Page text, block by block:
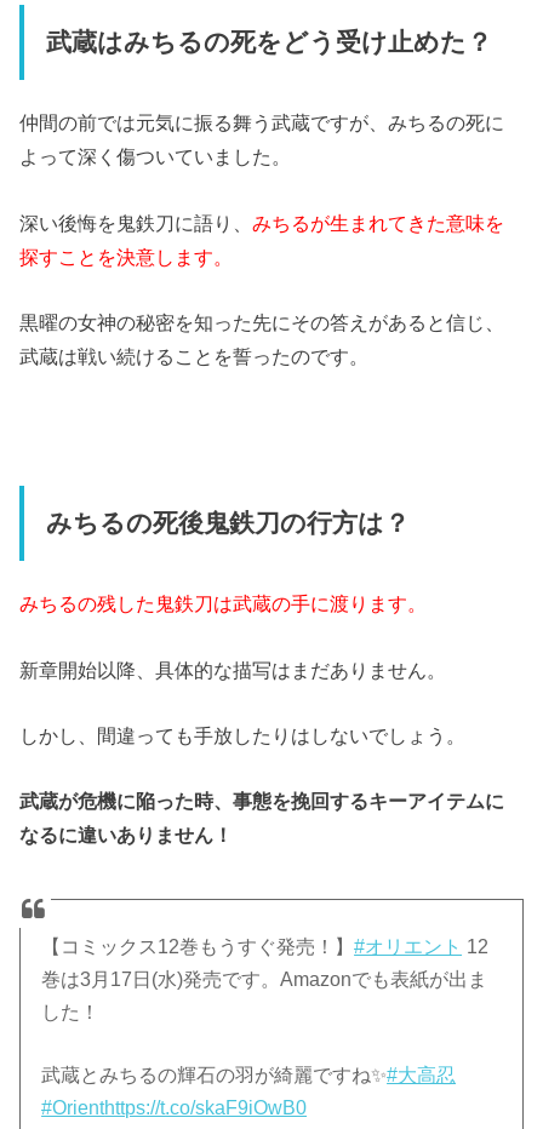
武蔵はみちるの死をどう受け止めた？
仲間の前では元気に振る舞う武蔵ですが、みちるの死に
よって深く傷ついていました。
深い後悔を鬼鉄刀に語り、 みちるが生まれてきた意味を
探すことを決意します。
黒曜の女神の秘密を知った先にその答えがあると信じ、
武蔵は戦い続けることを誓ったのです。
みちるの死後鬼鉄刀の行方は？
みちるの残した鬼鉄刀は武蔵の手に渡ります。
新章開始以降、具体的な描写はまだありません。
しかし、間違っても手放したりはしないでしょう。
武蔵が危機に陥った時、事態を挽回するキーアイテムに
なるに違いありません！
【コミックス12巻もうすぐ発売！】#オリエント 12
巻は3月17日(水)発売です。Amazonでも表紙が出ま
した！
武蔵とみちるの輝石の羽が綺麗ですね✨#大高忍
#Orienthttps://t.co/skaF9iOwB0